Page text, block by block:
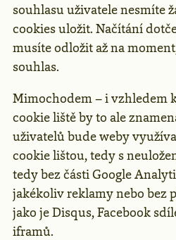
souhlasu uživatele nesmíte
cookies uložit. Načítání
musíte odložit až na
souhlas.
Mimochodem – i vzhledem
cookie liště by to ale
uživatelů bude weby
cookie lištou, tedy s
tedy bez části Google
jakékoliv reklamy nebo bez
jako je Disqus, Facebook
iframů.